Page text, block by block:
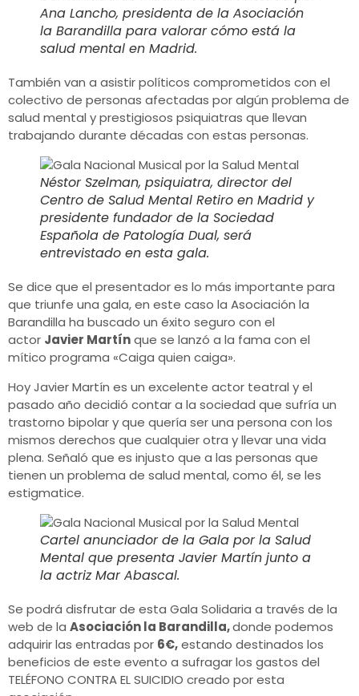
Ana Lancho, presidenta de la Asociación
la Barandilla para valorar cómo está la
salud mental en Madrid.
También van a asistir políticos comprometidos con el
colectivo de personas afectadas por algún problema de
salud mental y prestigiosos psiquiatras que llevan
trabajando durante décadas con estas personas.
Néstor Szelman, psiquiatra, director del
Centro de Salud Mental Retiro en Madrid y
presidente fundador de la Sociedad
Española de Patología Dual, será
entrevistado en esta gala.
Se dice que el presentador es lo más importante para
que triunfe una gala, en este caso la Asociación la
Barandilla ha buscado un éxito seguro con el
actor Javier Martínque se lanzó a la fama con el
mítico programa «Caiga quien caiga».
Hoy Javier Martín es un excelente actor teatral y el
pasado año decidió contar a la sociedad que sufría un
trastorno bipolar y que quería ser una persona con los
mismos derechos que cualquier otra y llevar una vida
plena. Señaló que es injusto que a las personas que
tienen un problema de salud mental, como él, se les
estigmatice.
Cartel anunciador de la Gala por la Salud
Mental que presenta Javier Martín junto a
la actriz Mar Abascal.
Se podrá disfrutar de esta Gala Solidaria a través de la
web de la Asociación la Barandilla,donde podemos
adquirir las entradas por 6€,estando destinados los
beneficios de este evento a sufragar los gastos del
TELÉFONO CONTRA EL SUICIDIO creado por esta